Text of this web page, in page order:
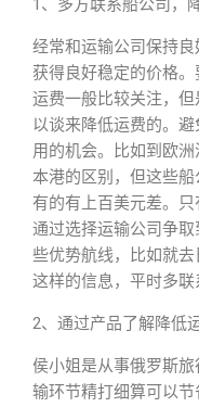
1、多方联系船公司，
经常和运输公司保持良
获得良好稳定的价格
运费一般比较关注，
以谈来降低运费的。
用的机会。比如到欧
本港的区别，但这些船
有的有上百美元差。
通过选择运输公司争
些优势航线，比如就
这样的信息，平时多联
2、通过产品了解降低
侯小姐是从事俄罗斯
输环节精打细算可以